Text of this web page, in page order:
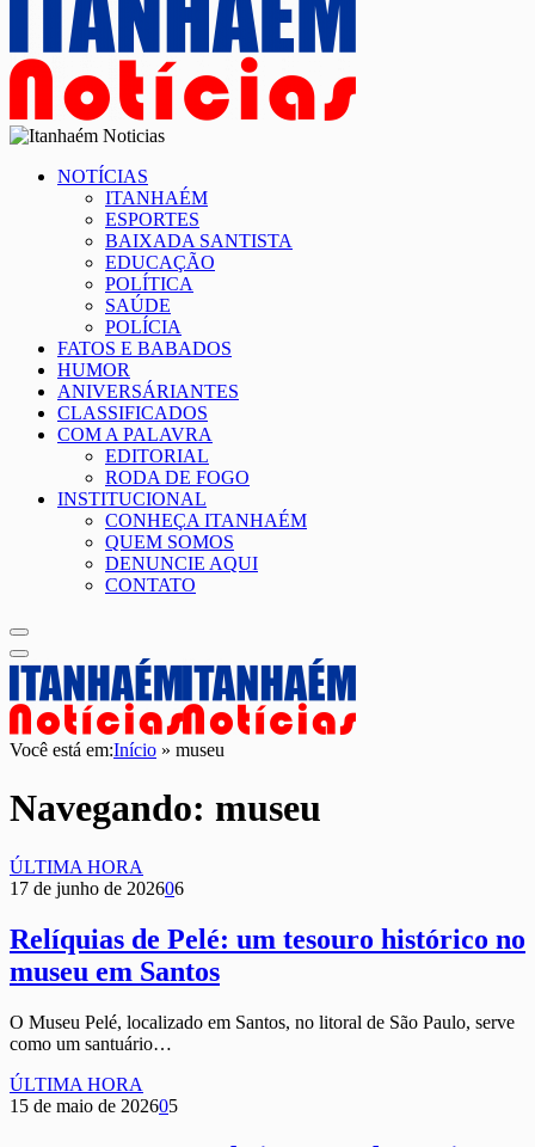
NOTÍCIAS
ITANHAÉM
ESPORTES
BAIXADA SANTISTA
EDUCAÇÃO
POLÍTICA
SAÚDE
POLÍCIA
FATOS E BABADOS
HUMOR
ANIVERSÁRIANTES
CLASSIFICADOS
COM A PALAVRA
EDITORIAL
RODA DE FOGO
INSTITUCIONAL
CONHEÇA ITANHAÉM
QUEM SOMOS
DENUNCIE AQUI
CONTATO
Você está em:Início » museu
Navegando: museu
ÚLTIMA HORA
17 de junho de 202606
Relíquias de Pelé: um tesouro histórico no
museu em Santos
O Museu Pelé, localizado em Santos, no litoral de São Paulo, serve
como um santuário…
ÚLTIMA HORA
15 de maio de 202605